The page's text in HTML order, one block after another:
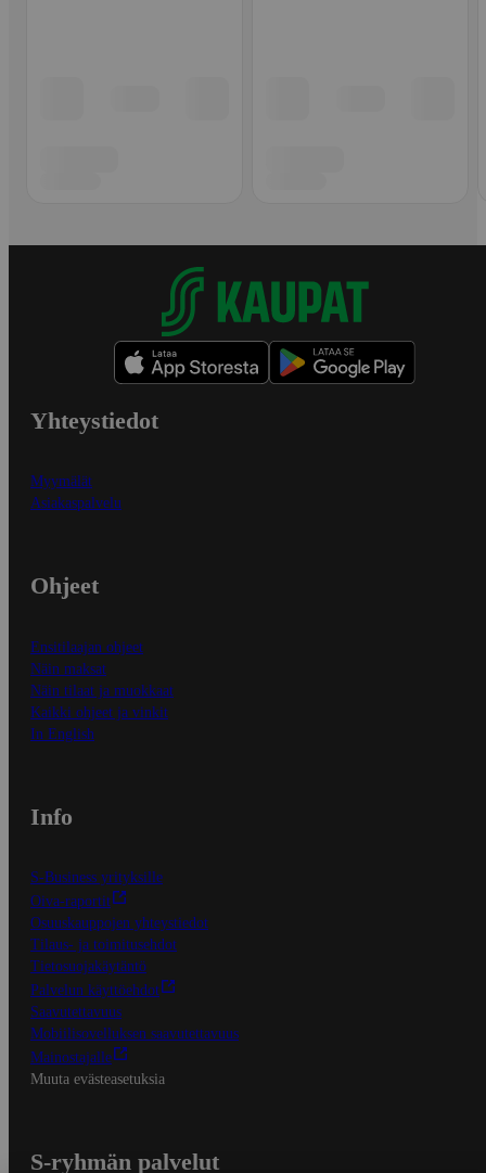
Yhteystiedot
Myymälät
Asiakaspalvelu
Ohjeet
Ensitilaajan ohjeet
Näin maksat
Näin tilaat ja muokkaat
Kaikki ohjeet ja vinkit
In English
Info
S-Business yrityksille
Oiva-raportit
Osuuskauppojen yhteystiedot
Tilaus- ja toimitusehdot
Tietosuojakäytäntö
Palvelun käyttöehdot
Saavutettavuus
Mobiilisovelluksen saavutettavuus
Mainostajalle
Muuta evästeasetuksia
S-ryhmän palvelut